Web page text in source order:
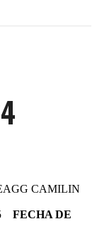
CAMILIN
FECHA DE